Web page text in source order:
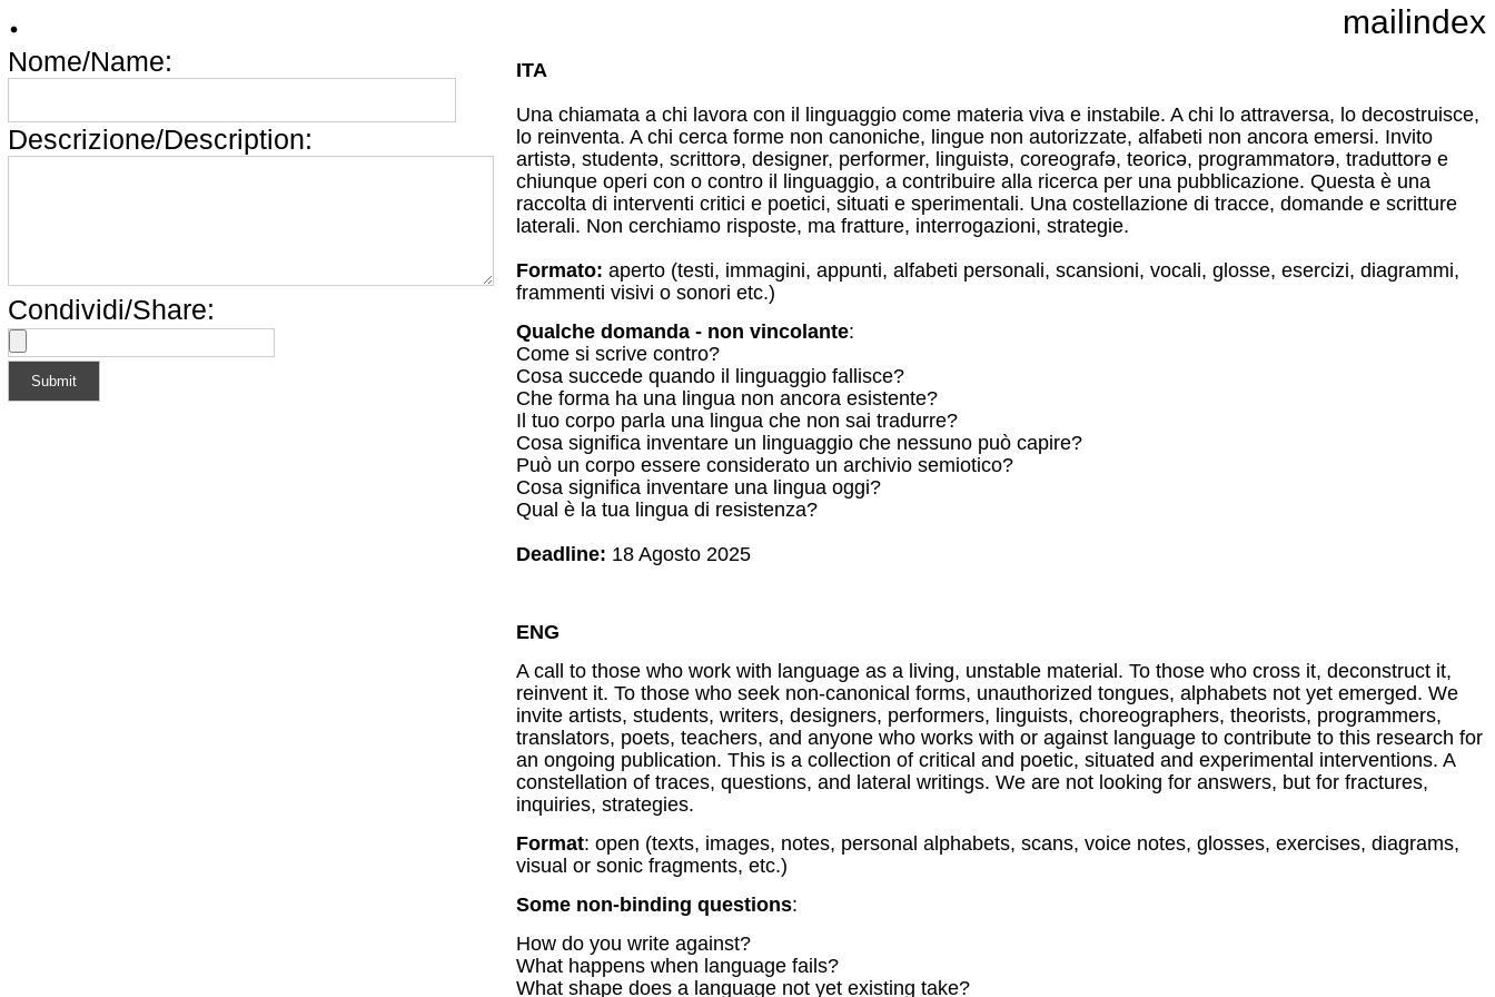
mailindex
ITA
Una chiamata a chi lavora con il linguaggio come materia viva e instabile. A chi lo attraversa, lo decostruisce,
lo reinventa. A chi cerca forme non canoniche, lingue non autorizzate, alfabeti non ancora emersi. Invito
artistə, studentə, scrittorə, designer, performer, linguistə, coreografə, teoricə, programmatorə, traduttorə e
chiunque operi con o contro il linguaggio, a contribuire alla ricerca per una pubblicazione. Questa è una
raccolta di interventi critici e poetici, situati e sperimentali. Una costellazione di tracce, domande e scritture
laterali. Non cerchiamo risposte, ma fratture, interrogazioni, strategie.
Formato: aperto (testi, immagini, appunti, alfabeti personali, scansioni, vocali, glosse, esercizi, diagrammi,
frammenti visivi o sonori etc.)
Qualche domanda - non vincolante:
Come si scrive contro?
Cosa succede quando il linguaggio fallisce?
Che forma ha una lingua non ancora esistente?
Il tuo corpo parla una lingua che non sai tradurre?
Cosa significa inventare un linguaggio che nessuno può capire?
Può un corpo essere considerato un archivio semiotico?
Cosa significa inventare una lingua oggi?
Qual è la tua lingua di resistenza?
Deadline: 18 Agosto 2025
ENG
A call to those who work with language as a living, unstable material. To those who cross it, deconstruct it,
reinvent it. To those who seek non-canonical forms, unauthorized tongues, alphabets not yet emerged. We
invite artists, students, writers, designers, performers, linguists, choreographers, theorists, programmers,
translators, poets, teachers, and anyone who works with or against language to contribute to this research for
an ongoing publication. This is a collection of critical and poetic, situated and experimental interventions. A
constellation of traces, questions, and lateral writings. We are not looking for answers, but for fractures,
inquiries, strategies.
Format: open (texts, images, notes, personal alphabets, scans, voice notes, glosses, exercises, diagrams,
visual or sonic fragments, etc.)
Some non-binding questions:
How do you write against?
What happens when language fails?
What shape does a language not yet existing take?
Nome/Name:
Descrizione/Description:
Condividi/Share: